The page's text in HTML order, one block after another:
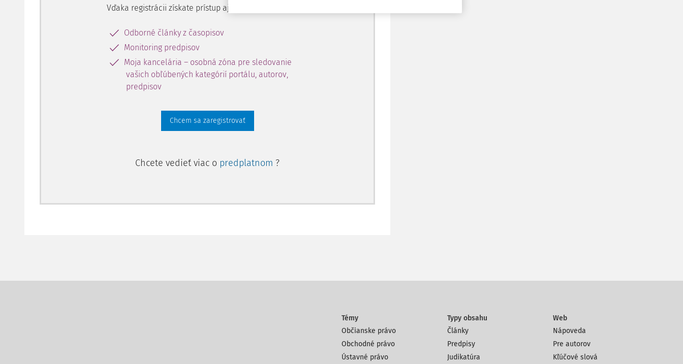
Vďaka registrácii získate prístup aj k vybranému obsahu:
Odborné články z časopisov
Monitoring predpisov
Moja kancelária – osobná zóna pre sledovanie
vašich obľúbených kategórií portálu, autorov,
predpisov
Chcem sa zaregistrovať
Chcete vedieť viac o predplatnom ?
Témy
Občianske právo
Obchodné právo
Ústavné právo
Typy obsahu
Články
Predpisy
Judikatúra
Web
Nápoveda
Pre autorov
Kľúčové slová